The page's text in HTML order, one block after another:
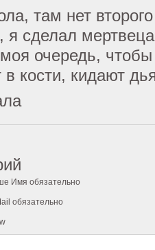
там нет
я сделал
очередь,
кости, кидают
Имя обязательно
обязательно